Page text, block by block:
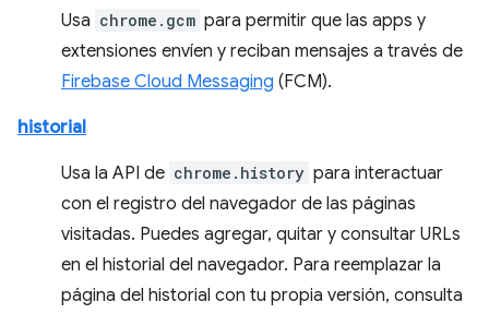
Usa chrome.gcm para permitir que las apps y
extensiones envíen y reciban mensajes a través de
Firebase Cloud Messaging (FCM).
historial
Usa la API de chrome.history para interactuar
con el registro del navegador de las páginas
visitadas. Puedes agregar, quitar y consultar URLs
en el historial del navegador. Para reemplazar la
página del historial con tu propia versión, consulta